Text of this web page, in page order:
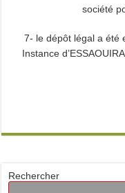
société
7- le dépôt légal a été
Instance
Rechercher